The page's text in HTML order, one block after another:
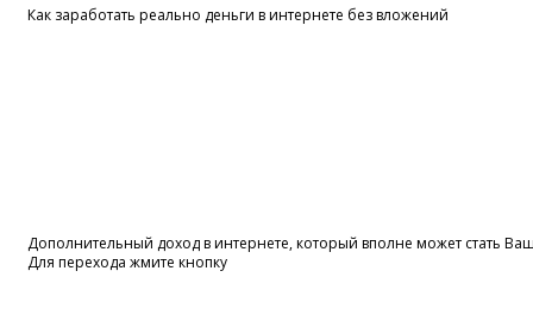
Как заработать реально деньги в интернете без вложений
Дополнительный доход в интернете, который вполне может стать
Для перехода жмите кнопку